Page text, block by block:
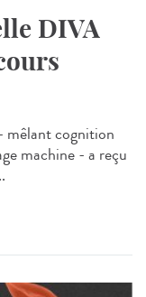
DIVA
mêlant cognition
machine - a reçu